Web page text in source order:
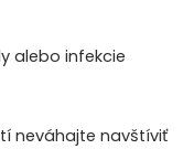
alebo infekcie
neváhajte navštíviť